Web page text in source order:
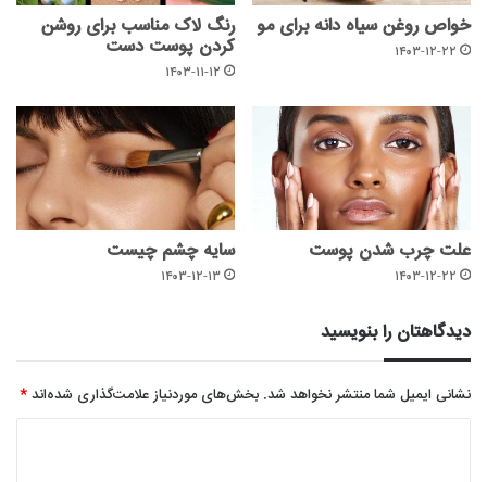
خواص روغن سیاه دانه برای مو
۱۴۰۳-۱۲-۲۲
رنگ لاک مناسب برای روشن
کردن پوست دست
۱۴۰۳-۱۱-۱۲
علت چرب شدن پوست
۱۴۰۳-۱۲-۲۲
سایه چشم چیست
۱۴۰۳-۱۲-۱۳
دیدگاهتان را بنویسید
نشانی ایمیل شما منتشر نخواهد شد. بخش‌های موردنیاز علامت‌گذاری شده‌اند*